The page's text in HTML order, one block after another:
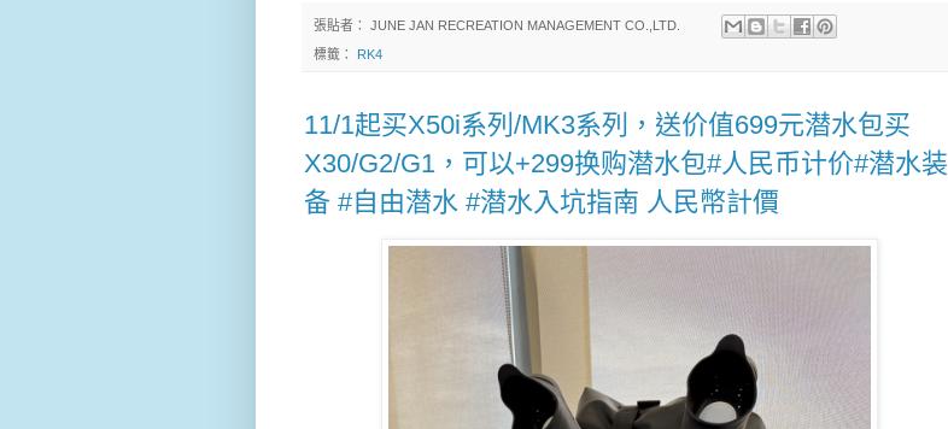
張貼者： JUNE JAN RECREATION MANAGEMENT CO.,LTD.
標籤： RK4
11/1起买X50i系列/MK3系列，送价值699元潜水包买
X30/G2/G1，可以+299换购潜水包#人民币计价#潜水装
备 #自由潜水 #潜水入坑指南 人民幣計價